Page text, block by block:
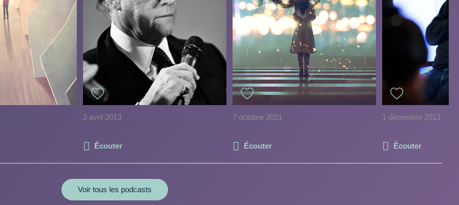
2 avril 2013
Écouter
7 octobre 2021
Écouter
1 décembre 2013
Écouter
Voir tous les podcasts